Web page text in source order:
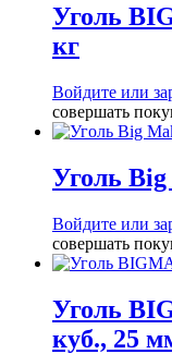
Уголь
кг
Войдите или
совершать
Уголь
Войдите или
совершать
Уголь
куб., 25